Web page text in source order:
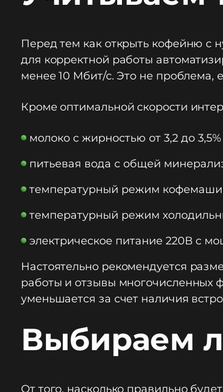
Перед тем как открыть кофейню с
для корректной работы
менее 10 Мбит/с. Это не проблема,
Кроме оптимальной скорости
молоко с жирностью от 3,2 до
питьевая вода с общей
температурный режим
температурный режим
электрическое питание 220В с
Настоятельно рекомендуется
работы и отзывы многочисленных
уменьшается за счет наличия
Выбираем
От того, насколько правильно